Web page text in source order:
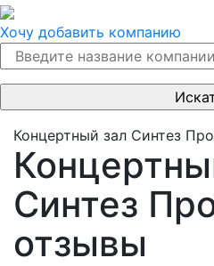
Хочу добавить компанию
Концертный зал Синтез
Синтез
отзывы